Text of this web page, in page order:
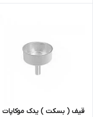
قیف ( بسکت ) یدک موکاپات